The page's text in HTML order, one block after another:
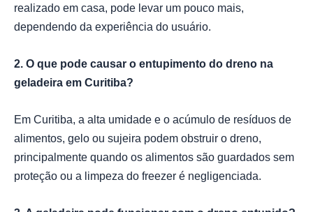
realizado em casa, pode levar um pouco mais,
dependendo da experiência do usuário.
2. O que pode causar o entupimento do dreno na
geladeira em Curitiba?
Em Curitiba, a alta umidade e o acúmulo de resíduos de
alimentos, gelo ou sujeira podem obstruir o dreno,
principalmente quando os alimentos são guardados sem
proteção ou a limpeza do freezer é negligenciada.